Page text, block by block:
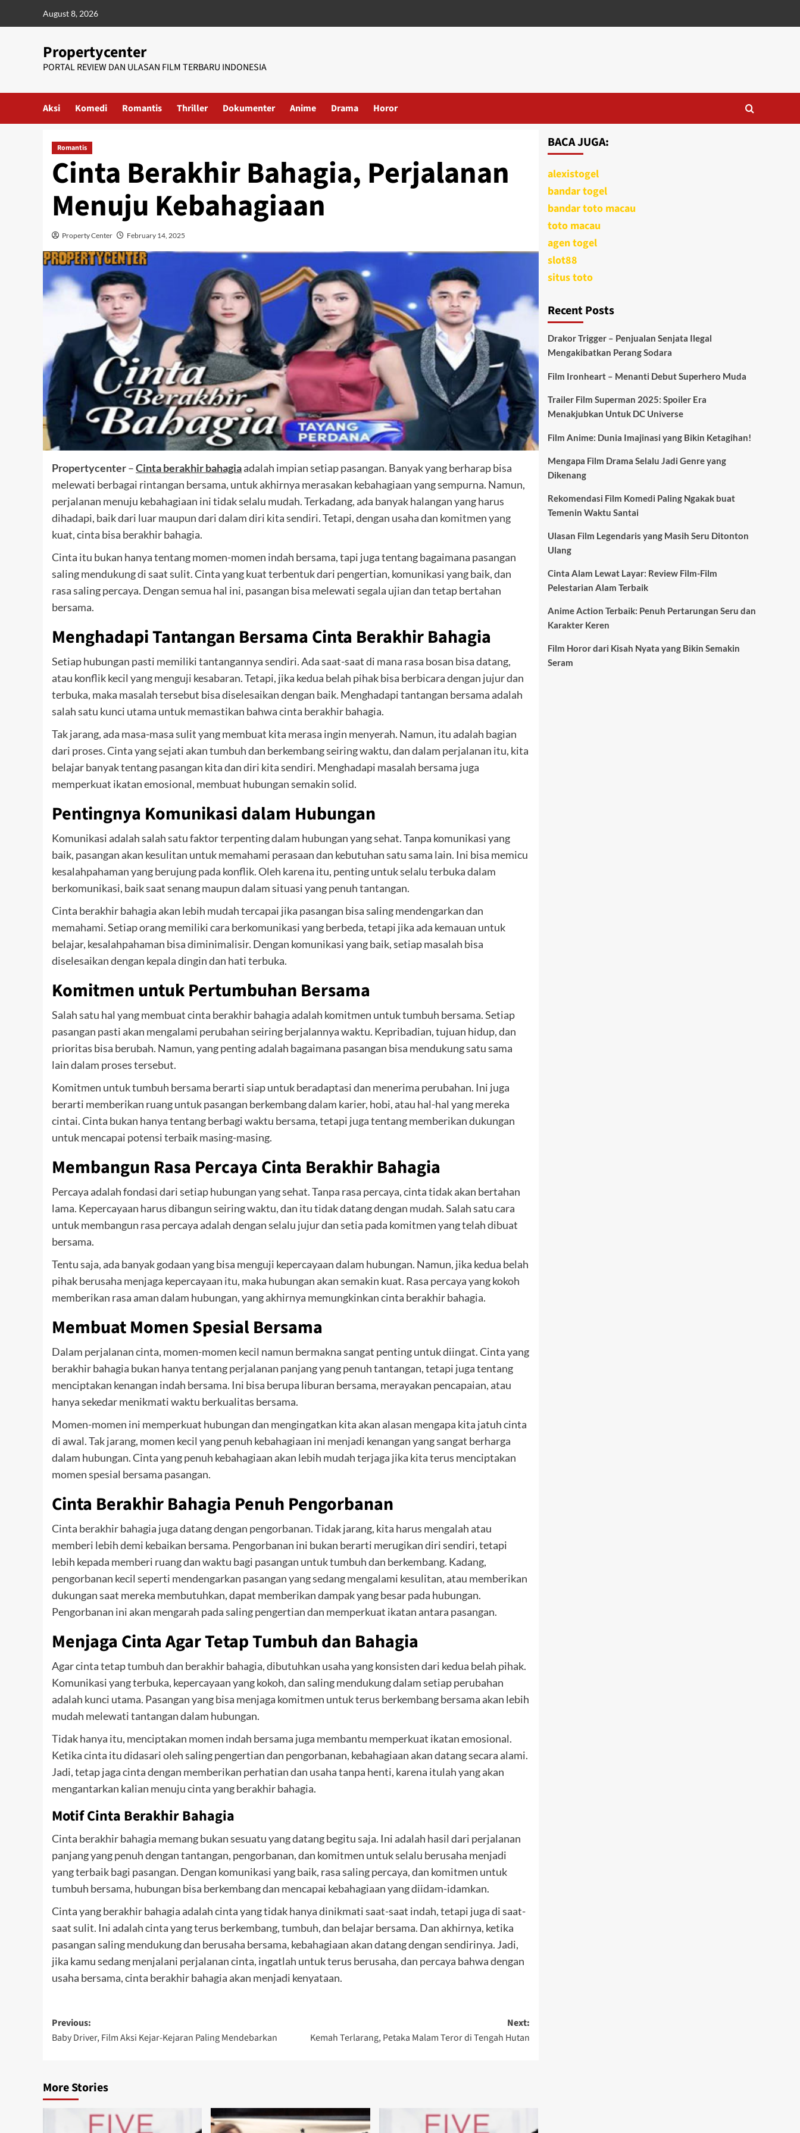
August 8, 2026
Propertycenter
PORTAL REVIEW DAN ULASAN FILM TERBARU INDONESIA
Aksi Komedi Romantis Thriller Dokumenter Anime Drama Horor
Romantis
Cinta Berakhir Bahagia, Perjalanan
Menuju Kebahagiaan
Property Center February 14, 2025
Propertycenter–Cinta berakhir bahagiaadalah impian setiap pasangan. Banyak yang berharap bisa
melewati berbagai rintangan bersama, untuk akhirnya merasakan kebahagiaan yang sempurna. Namun,
perjalanan menuju kebahagiaan ini tidak selalu mudah. Terkadang, ada banyak halangan yang harus
dihadapi, baik dari luar maupun dari dalam diri kita sendiri. Tetapi, dengan usaha dan komitmen yang
kuat, cinta bisa berakhir bahagia.
Cinta itu bukan hanya tentang momen-momen indah bersama, tapi juga tentang bagaimana pasangan
saling mendukung di saat sulit. Cinta yang kuat terbentuk dari pengertian, komunikasi yang baik, dan
rasa saling percaya. Dengan semua hal ini, pasangan bisa melewati segala ujian dan tetap bertahan
bersama.
Menghadapi Tantangan Bersama Cinta Berakhir Bahagia
Setiap hubungan pasti memiliki tantangannya sendiri. Ada saat-saat di mana rasa bosan bisa datang,
atau konflik kecil yang menguji kesabaran. Tetapi, jika kedua belah pihak bisa berbicara dengan jujur dan
terbuka, maka masalah tersebut bisa diselesaikan dengan baik. Menghadapi tantangan bersama adalah
salah satu kunci utama untuk memastikan bahwa cinta berakhir bahagia.
Tak jarang, ada masa-masa sulit yang membuat kita merasa ingin menyerah. Namun, itu adalah bagian
dari proses. Cinta yang sejati akan tumbuh dan berkembang seiring waktu, dan dalam perjalanan itu, kita
belajar banyak tentang pasangan kita dan diri kita sendiri. Menghadapi masalah bersama juga
memperkuat ikatan emosional, membuat hubungan semakin solid.
Pentingnya Komunikasi dalam Hubungan
Komunikasi adalah salah satu faktor terpenting dalam hubungan yang sehat. Tanpa komunikasi yang
baik, pasangan akan kesulitan untuk memahami perasaan dan kebutuhan satu sama lain. Ini bisa memicu
kesalahpahaman yang berujung pada konflik. Oleh karena itu, penting untuk selalu terbuka dalam
berkomunikasi, baik saat senang maupun dalam situasi yang penuh tantangan.
Cinta berakhir bahagia akan lebih mudah tercapai jika pasangan bisa saling mendengarkan dan
memahami. Setiap orang memiliki cara berkomunikasi yang berbeda, tetapi jika ada kemauan untuk
belajar, kesalahpahaman bisa diminimalisir. Dengan komunikasi yang baik, setiap masalah bisa
diselesaikan dengan kepala dingin dan hati terbuka.
Komitmen untuk Pertumbuhan Bersama
Salah satu hal yang membuat cinta berakhir bahagia adalah komitmen untuk tumbuh bersama. Setiap
pasangan pasti akan mengalami perubahan seiring berjalannya waktu. Kepribadian, tujuan hidup, dan
prioritas bisa berubah. Namun, yang penting adalah bagaimana pasangan bisa mendukung satu sama
lain dalam proses tersebut.
Komitmen untuk tumbuh bersama berarti siap untuk beradaptasi dan menerima perubahan. Ini juga
berarti memberikan ruang untuk pasangan berkembang dalam karier, hobi, atau hal-hal yang mereka
cintai. Cinta bukan hanya tentang berbagi waktu bersama, tetapi juga tentang memberikan dukungan
untuk mencapai potensi terbaik masing-masing.
Membangun Rasa Percaya Cinta Berakhir Bahagia
Percaya adalah fondasi dari setiap hubungan yang sehat. Tanpa rasa percaya, cinta tidak akan bertahan
lama. Kepercayaan harus dibangun seiring waktu, dan itu tidak datang dengan mudah. Salah satu cara
untuk membangun rasa percaya adalah dengan selalu jujur dan setia pada komitmen yang telah dibuat
bersama.
Tentu saja, ada banyak godaan yang bisa menguji kepercayaan dalam hubungan. Namun, jika kedua belah
pihak berusaha menjaga kepercayaan itu, maka hubungan akan semakin kuat. Rasa percaya yang kokoh
memberikan rasa aman dalam hubungan, yang akhirnya memungkinkan cinta berakhir bahagia.
Membuat Momen Spesial Bersama
Dalam perjalanan cinta, momen-momen kecil namun bermakna sangat penting untuk diingat. Cinta yang
berakhir bahagia bukan hanya tentang perjalanan panjang yang penuh tantangan, tetapi juga tentang
menciptakan kenangan indah bersama. Ini bisa berupa liburan bersama, merayakan pencapaian, atau
hanya sekedar menikmati waktu berkualitas bersama.
Momen-momen ini memperkuat hubungan dan mengingatkan kita akan alasan mengapa kita jatuh cinta
di awal. Tak jarang, momen kecil yang penuh kebahagiaan ini menjadi kenangan yang sangat berharga
dalam hubungan. Cinta yang penuh kebahagiaan akan lebih mudah terjaga jika kita terus menciptakan
momen spesial bersama pasangan.
Cinta Berakhir Bahagia Penuh Pengorbanan
Cinta berakhir bahagia juga datang dengan pengorbanan. Tidak jarang, kita harus mengalah atau
memberi lebih demi kebaikan bersama. Pengorbanan ini bukan berarti merugikan diri sendiri, tetapi
lebih kepada memberi ruang dan waktu bagi pasangan untuk tumbuh dan berkembang. Kadang,
pengorbanan kecil seperti mendengarkan pasangan yang sedang mengalami kesulitan, atau memberikan
dukungan saat mereka membutuhkan, dapat memberikan dampak yang besar pada hubungan.
Pengorbanan ini akan mengarah pada saling pengertian dan memperkuat ikatan antara pasangan.
Menjaga Cinta Agar Tetap Tumbuh dan Bahagia
Agar cinta tetap tumbuh dan berakhir bahagia, dibutuhkan usaha yang konsisten dari kedua belah pihak.
Komunikasi yang terbuka, kepercayaan yang kokoh, dan saling mendukung dalam setiap perubahan
adalah kunci utama. Pasangan yang bisa menjaga komitmen untuk terus berkembang bersama akan lebih
mudah melewati tantangan dalam hubungan.
Tidak hanya itu, menciptakan momen indah bersama juga membantu memperkuat ikatan emosional.
Ketika cinta itu didasari oleh saling pengertian dan pengorbanan, kebahagiaan akan datang secara alami.
Jadi, tetap jaga cinta dengan memberikan perhatian dan usaha tanpa henti, karena itulah yang akan
mengantarkan kalian menuju cinta yang berakhir bahagia.
Motif Cinta Berakhir Bahagia
Cinta berakhir bahagia memang bukan sesuatu yang datang begitu saja. Ini adalah hasil dari perjalanan
panjang yang penuh dengan tantangan, pengorbanan, dan komitmen untuk selalu berusaha menjadi
yang terbaik bagi pasangan. Dengan komunikasi yang baik, rasa saling percaya, dan komitmen untuk
tumbuh bersama, hubungan bisa berkembang dan mencapai kebahagiaan yang diidam-idamkan.
Cinta yang berakhir bahagia adalah cinta yang tidak hanya dinikmati saat-saat indah, tetapi juga di saat-
saat sulit. Ini adalah cinta yang terus berkembang, tumbuh, dan belajar bersama. Dan akhirnya, ketika
pasangan saling mendukung dan berusaha bersama, kebahagiaan akan datang dengan sendirinya. Jadi,
jika kamu sedang menjalani perjalanan cinta, ingatlah untuk terus berusaha, dan percaya bahwa dengan
usaha bersama, cinta berakhir bahagia akan menjadi kenyataan.
Post
navigation
Previous:
Baby Driver, Film Aksi Kejar-Kejaran Paling Mendebarkan
Next:
Kemah Terlarang, Petaka Malam Teror di Tengah Hutan
More Stories
BACA JUGA:
alexistogel
bandar togel
bandar toto macau
toto macau
agen togel
slot88
situs toto
Recent Posts
Drakor Trigger – Penjualan Senjata Ilegal
Mengakibatkan Perang Sodara
Film Ironheart – Menanti Debut Superhero Muda
Trailer Film Superman 2025: Spoiler Era
Menakjubkan Untuk DC Universe
Film Anime: Dunia Imajinasi yang Bikin Ketagihan!
Mengapa Film Drama Selalu Jadi Genre yang
Dikenang
Rekomendasi Film Komedi Paling Ngakak buat
Temenin Waktu Santai
Ulasan Film Legendaris yang Masih Seru Ditonton
Ulang
Cinta Alam Lewat Layar: Review Film-Film
Pelestarian Alam Terbaik
Anime Action Terbaik: Penuh Pertarungan Seru dan
Karakter Keren
Film Horor dari Kisah Nyata yang Bikin Semakin
Seram